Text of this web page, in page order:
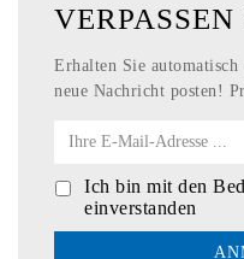
Erhalten Sie
neue Nachricht posten!
Ich bin mit den
einverstanden